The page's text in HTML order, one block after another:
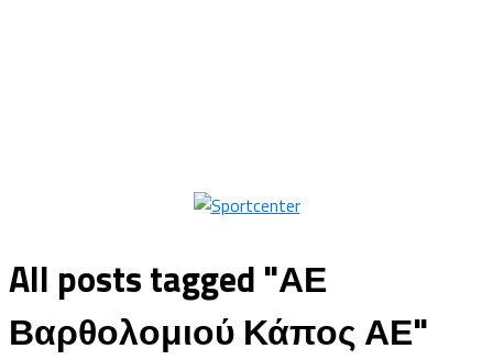
All posts tagged "ΑΕ
Βαρθολομιού Κάπος ΑΕ"